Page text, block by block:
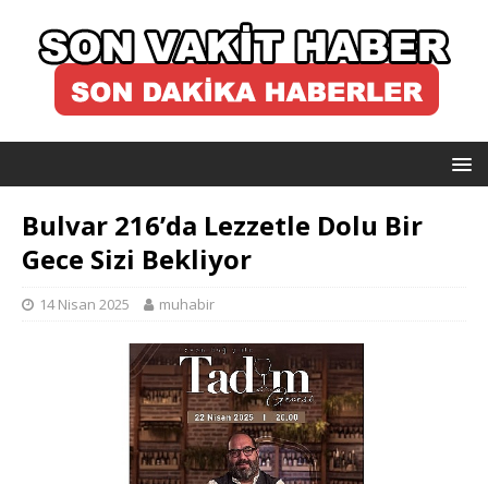
Bulvar 216’da Lezzetle Dolu Bir
Gece Sizi Bekliyor
14 Nisan 2025 muhabir